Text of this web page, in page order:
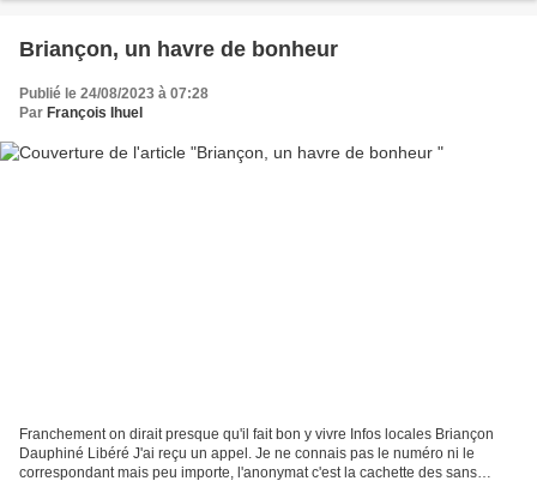
Briançon, un havre de bonheur
Publié le 24/08/2023 à 07:28
Par François Ihuel
Franchement on dirait presque qu'il fait bon y vivre Infos locales Briançon
Dauphiné Libéré J'ai reçu un appel. Je ne connais pas le numéro ni le
correspondant mais peu importe, l'anonymat c'est la cachette des sans